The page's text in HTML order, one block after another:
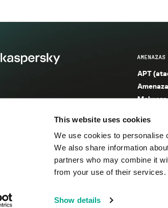
This website uses cookies
We use cookies to personalise
We also share information
partners who may combine it
from your use of their services.
Show details
AMENAZAS
APT
Malware
Entorno
Spam y
© 2026 AO Kaspersky Lab. Todos los derechos reservados.